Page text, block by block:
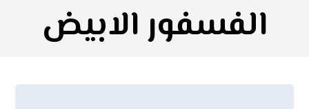
الفسفور الابيض